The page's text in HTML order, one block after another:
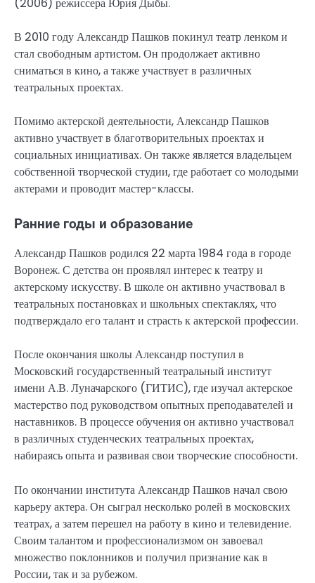
В 2010 году Александр Пашков покинул театр ленком и
стал свободным артистом. Он продолжает активно
сниматься в кино, а также участвует в различных
театральных проектах.
Помимо актерской деятельности, Александр Пашков
активно участвует в благотворительных проектах и
социальных инициативах. Он также является владельцем
собственной творческой студии, где работает со молодыми
актерами и проводит мастер-классы.
Ранние годы и образование
Александр Пашков родился 22 марта 1984 года в городе
Воронеж. С детства он проявлял интерес к театру и
актерскому искусству. В школе он активно участвовал в
театральных постановках и школьных спектаклях, что
подтверждало его талант и страсть к актерской профессии.
После окончания школы Александр поступил в
Московский государственный театральный институт
имени А.В. Луначарского (ГИТИС), где изучал актерское
мастерство под руководством опытных преподавателей и
наставников. В процессе обучения он активно участвовал
в различных студенческих театральных проектах,
набираясь опыта и развивая свои творческие способности.
По окончании института Александр Пашков начал свою
карьеру актера. Он сыграл несколько ролей в московских
театрах, а затем перешел на работу в кино и телевидение.
Своим талантом и профессионализмом он завоевал
множество поклонников и получил признание как в
России, так и за рубежом.